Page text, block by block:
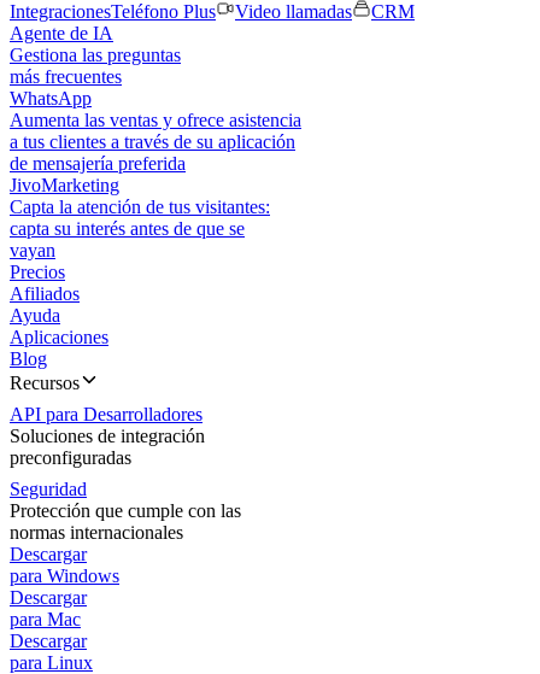
IntegracionesTeléfono Plus Video llamadas
CRM
Agente de IA
Gestiona las preguntas
más frecuentes
WhatsApp
Aumenta las ventas y ofrece asistencia
a tus clientes a través de su aplicación
de mensajería preferida
JivoMarketing
Capta la atención de tus visitantes:
capta su interés antes de que se
vayan
Precios
Afiliados
Ayuda
Aplicaciones
Blog
Recursos
API para Desarrolladores
Soluciones de integración
preconfiguradas
Seguridad
Protección que cumple con las
normas internacionales
Descargar
para Windows
Descargar
para Mac
Descargar
para Linux